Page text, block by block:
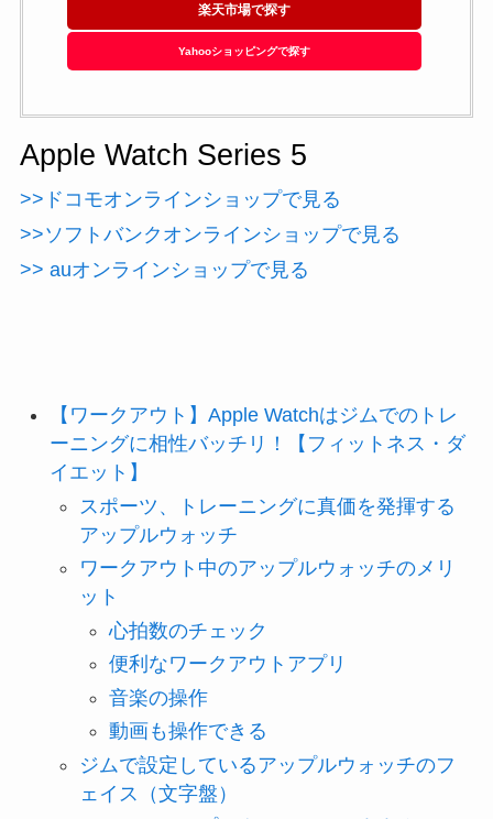
楽天市場で探す
Yahooショッピングで探す
Apple Watch Series 5
>>ドコモオンラインショップで見る
>>ソフトバンクオンラインショップで見る
>> auオンラインショップで見る
【ワークアウト】Apple Watchはジムでのトレ
ーニングに相性バッチリ！【フィットネス・ダ
イエット】
スポーツ、トレーニングに真価を発揮する
アップルウォッチ
ワークアウト中のアップルウォッチのメリ
ット
心拍数のチェック
便利なワークアウトアプリ
音楽の操作
動画も操作できる
ジムで設定しているアップルウォッチのフ
ェイス（文字盤）